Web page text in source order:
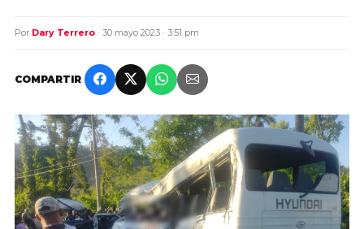
Por Dary Terrero · 30 mayo 2023 · 3:51 pm
COMPARTIR